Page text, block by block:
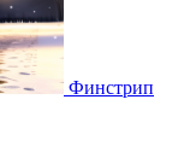
Финстрип